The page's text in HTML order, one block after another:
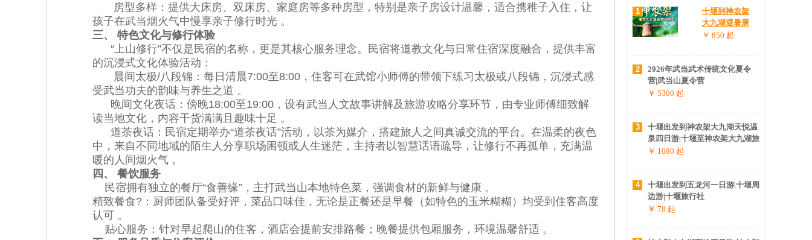
房型多样：提供大床房、双床房、家庭房等多种房型，特别是亲子房设计温馨，适合携稚子入住，让
孩子在武当烟火气中慢享亲子修行时光 。
三、 特色文化与修行体验
“上山修行”不仅是民宿的名称，更是其核心服务理念。民宿将道教文化与日常住宿深度融合，提供丰富
的沉浸式文化体验活动：
晨间太极/八段锦：每日清晨7:00至8:00，住客可在武馆小师傅的带领下练习太极或八段锦，沉浸式感
受武当功夫的韵味与养生之道 。
晚间文化夜话：傍晚18:00至19:00，设有武当人文故事讲解及旅游攻略分享环节，由专业师傅细致解
读当地文化，内容干货满满且趣味十足 。
道茶夜话：民宿定期举办“道茶夜话”活动，以茶为媒介，搭建旅人之间真诚交流的平台。在温柔的夜色
中，来自不同地域的陌生人分享职场困顿或人生迷茫，主持者以智慧话语疏导，让修行不再孤单，充满温
暖的人间烟火气 。
四、 餐饮服务
民宿拥有独立的餐厅“食善缘”，主打武当山本地特色菜，强调食材的新鲜与健康 。
精致餐食?：厨师团队备受好评，菜品口味佳，无论是正餐还是早餐（如特色的玉米糊糊）均受到住客高度
认可 。
贴心服务：针对早起爬山的住客，酒店会提前安排路餐；晚餐提供包厢服务，环境温馨舒适 。
十堰到神农架
大九湖避暑康
养五日游|神农
攻略
￥ 850 起
1
2026年武当武术传统文化夏令
营|武当山夏令营
￥ 5300 起
2
十堰出发到神农架大九湖天悦温
泉四日游|十堰至神农架大九湖旅
游攻略
￥ 1080 起
3
十堰出发到五龙河一日游|十堰周
边游|十堰旅行社
￥ 78 起
4